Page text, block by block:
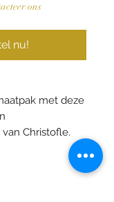
ons
nu!
met deze
Christofle.